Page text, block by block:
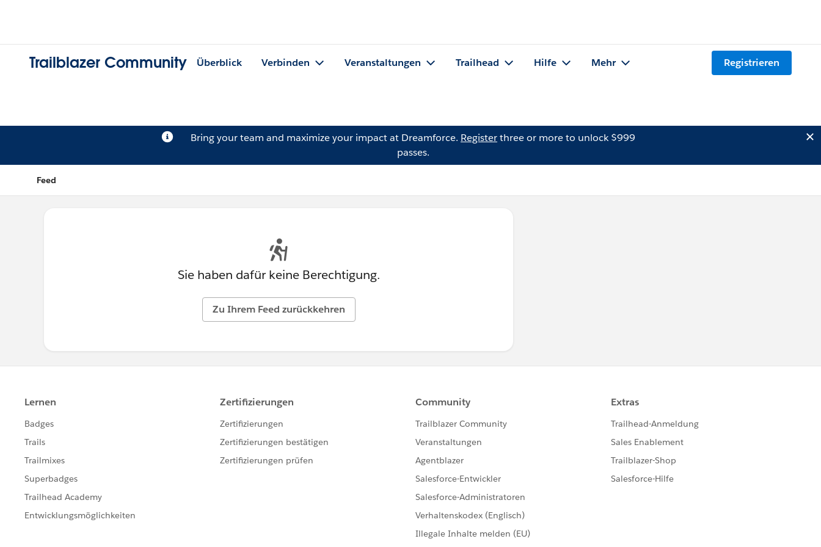
Trailblazer Community Überblick Verbinden Veranstaltungen Trailhead Hilfe Mehr Registrieren
Bring your team and maximize your impact at Dreamforce. Registerthree or more to unlock $999
passes.
Feed
Sie haben dafür keine Berechtigung.
Zu Ihrem Feed zurückkehren